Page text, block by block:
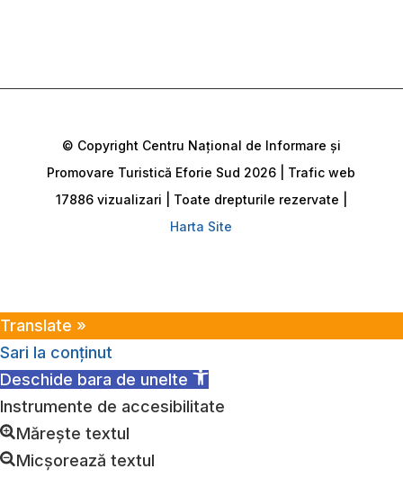
© Copyright Centru Național de Informare și
Promovare Turistică Eforie Sud 2026 | Trafic web
17886 vizualizari | Toate drepturile rezervate |
Harta Site
Translate »
Sari la conținut
Deschide bara de unelte
Instrumente de accesibilitate
Mărește textul
Micșorează textul